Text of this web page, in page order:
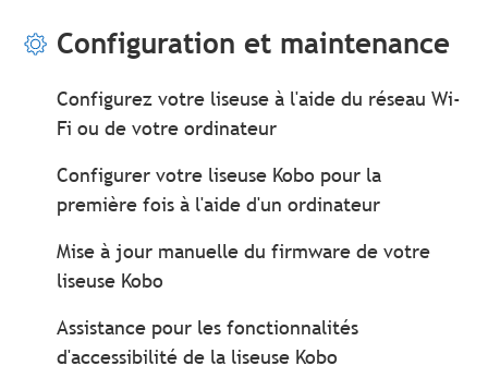
Configuration et maintenance
Configurez votre liseuse à l'aide du réseau Wi-
Fi ou de votre ordinateur
Configurer votre liseuse Kobo pour la
première fois à l'aide d'un ordinateur
Mise à jour manuelle du firmware de votre
liseuse Kobo
Assistance pour les fonctionnalités
d'accessibilité de la liseuse Kobo